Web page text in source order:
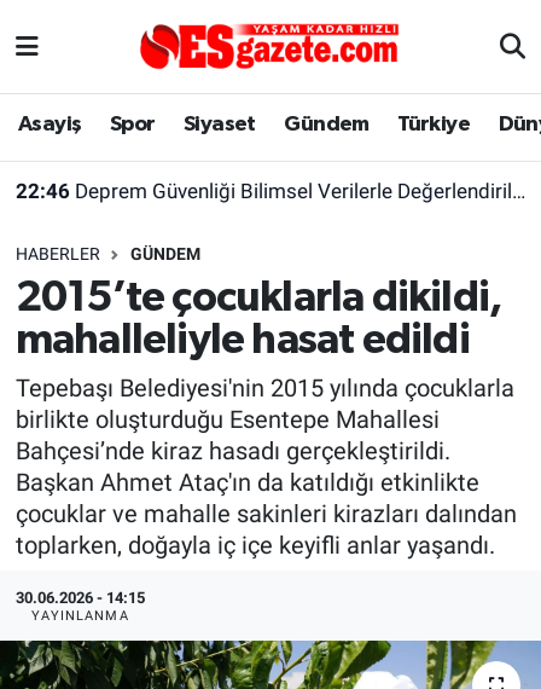
Asayiş Spor Siyaset Gündem Türkiye
22:46 Deprem Güvenliği Bilimsel Verilerle Değerlendirilmeli
HABERLER GÜNDEM
2015’te çocuklarla dikildi,
mahalleliyle hasat edildi
Tepebaşı Belediyesi'nin 2015 yılında çocuklarla
birlikte oluşturduğu Esentepe Mahallesi
Bahçesi’nde kiraz hasadı gerçekleştirildi.
Başkan Ahmet Ataç'ın da katıldığı etkinlikte
çocuklar ve mahalle sakinleri kirazları dalından
toplarken, doğayla iç içe keyifli anlar yaşandı.
30.06.2026 - 14:15
YAYINLANMA
Asayiş
Gündem
Türkiye
Dünya
Sağlık
Alış-Veriş/İş dünyası
Yaşam
Eskişehirspor Arşivi
Eskişehir Arşivi
Röportaj
Ekonomi
Kültür Sanat
Politika
Bilecik
Eskişehir Nöbetçi Eczaneler
Süper Lig Puan Durumu ve Fikstür
Tüm Manşetler
Son Dakika Haberleri
Haber Arşivi